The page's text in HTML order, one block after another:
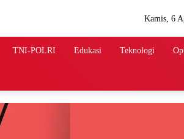
Kamis, 6
TNI-POLRI Edukasi Teknologi